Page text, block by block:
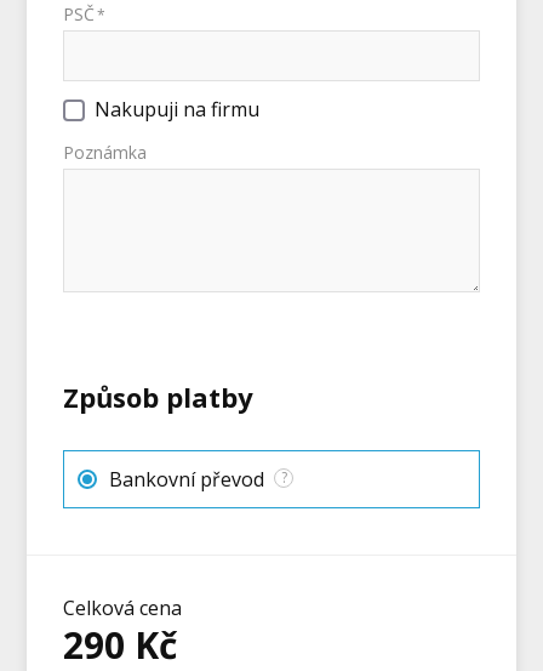
PSČ *
Nakupuji na firmu
Poznámka
Způsob platby
Bankovní převod ?
Celková cena
290 Kč